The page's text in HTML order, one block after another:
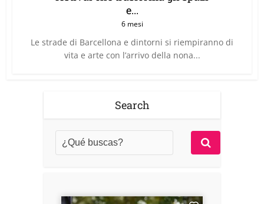
e...
6 mesi
Le strade di Barcellona e dintorni si riempiranno di
vita e arte con l’arrivo della nona...
Search